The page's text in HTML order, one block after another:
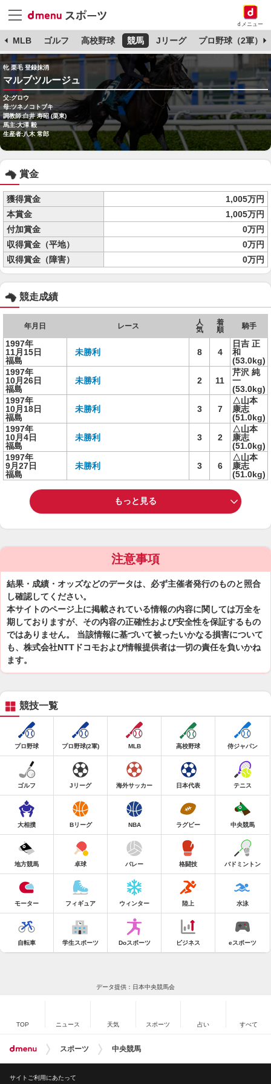
dメニュー
MLB ゴルフ 高校野球 競馬 Jリーグ プロ野球（2軍）
牝 栗毛 登録抹消
マルブツルージュ
父:グロウ
母:ツネノコトブキ
調教師:白井 寿昭 (栗東)
馬主:大澤 毅
生産者:八木 常郎
賞金
獲得賞金
1,005万円
本賞金
1,005万円
付加賞金
0万円
収得賞金（平地）
0万円
収得賞金（障害）
0万円
競走成績
年月日 レース
人
気
着
順
騎手
1997年
11月15日
福島
未勝利 8 4
日吉 正
和
(53.0kg)
1997年
10月26日
福島
未勝利 2 11
芹沢 純
一
(53.0kg)
1997年
10月18日
福島
未勝利 3 7
△山本
康志
(51.0kg)
1997年
10月4日
福島
未勝利 3 2
△山本
康志
(51.0kg)
1997年
9月27日
福島
未勝利 3 6
△山本
康志
(51.0kg)
もっと見る
注意事項
結果・成績・オッズなどのデータは、必ず主催者発行のものと照合
し確認してください。
本サイトのページ上に掲載されている情報の内容に関しては万全を
期しておりますが、その内容の正確性および安全性を保証するもの
ではありません。 当該情報に基づいて被ったいかなる損害について
も、株式会社NTTドコモおよび情報提供者は一切の責任を負いかね
ます。
競技一覧
プロ野球 プロ野球(2軍) MLB 高校野球 侍ジャパン
ゴルフ Jリーグ 海外サッカー 日本代表 テニス
大相撲 Bリーグ NBA ラグビー 中央競馬
地方競馬 卓球 バレー 格闘技 バドミントン
モーター フィギュア ウィンター 陸上 水泳
自転車 学生スポーツ Doスポーツ ビジネス eスポーツ
データ提供：日本中央競馬会
TOP ニュース 天気 スポーツ 占い すべて
スポーツ 中央競馬
サイトご利用にあたって